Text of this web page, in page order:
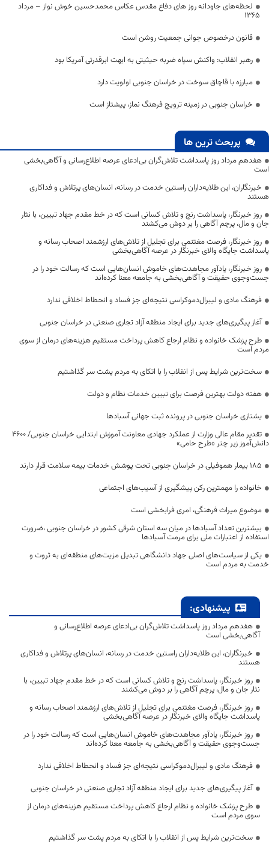
لحظه‌های جاودانه روز های دفاع مقدس عکاس محمدحسین خوش نواز – مرداد
1365
قانون درخصوص جوانی جمعیت روشن است
رهبر انقلاب:‌ واکنش سپاه ضربه حیثیتی به ابهت ابرقدرتی آمریکا بود
مبارزه با قاچاق سوخت در خراسان جنوبی اولویت دارد
خراسان جنوبی در زمینه ترویج فرهنگ نماز، پیشتاز است
پربحث ترین ها
هفدهم مرداد روز پاسداشت تلاش‌گران بی‌ادعای عرصه اطلاع‌رسانی و آگاهی‌بخشی
است
خبرنگاران، این طلایه‌داران راستین خدمت در رسانه، انسان‌های پرتلاش و فداکاری
هستند
روز خبرنگار، پاسداشت رنج و تلاش کسانی است که در خط مقدم جهاد تبیین، با نثار
جان و مال، پرچم آگاهی را بر دوش می‌کشند
روز خبرنگار، فرصت مغتنمی برای تجلیل از تلاش‌های ارزشمند اصحاب رسانه و
پاسداشت جایگاه والای خبرنگار در عرصه آگاهی‌بخشی
روز خبرنگار، یادآور مجاهدت‌های خاموش انسان‌هایی است که رسالت خود را در
جست‌وجوی حقیقت و آگاهی‌بخشی به جامعه معنا کرده‌اند
فرهنگ مادی و لیبرال‌دموکراسی نتیجه‌ای جز فساد و انحطاط اخلاقی ندارد
آغاز پیگیری‌های جدید برای ایجاد منطقه آزاد تجاری صنعتی در خراسان جنوبی
طرح پزشک خانواده و نظام ارجاع کاهش پرداخت مستقیم هزینه‌های درمان از سوی
مردم است
سخت‌ترین شرایط پس از انقلاب را با اتکای به مردم پشت سر گذاشتیم
هفته دولت بهترین فرصت برای تبیین خدمات نظام و دولت
یشتازی خراسان جنوبی در پرونده ثبت جهانی آسبادها
تقدیر مقام عالی وزارت از عملکرد جهادی معاونت آموزش ابتدایی خراسان جنوبی/ ۴۶۰۰
دانش‌آموز زیر چتر «طرح حامی»
۱۸۵ بیمار هموفیلی در خراسان جنوبی تحت پوشش خدمات بیمه سلامت قرار دارند
خانواده را مهمترین رکن پیشگیری از آسیب‌های اجتماعی
موضوع میراث فرهنگی، امری فرابخشی است
بیشترین تعداد آسبادها در میان سه استان شرقی کشور در خراسان جنوبی ،ضرورت
استفاده از اعتبارات ملی برای مرمت آسبادها
یکی از سیاست‌های اصلی جهاد دانشگاهی تبدیل مزیت‌های منطقه‌ای به ثروت و
خدمت به مردم است
پیشنهادی:
هفدهم مرداد روز پاسداشت تلاش‌گران بی‌ادعای عرصه اطلاع‌رسانی و
آگاهی‌بخشی است
خبرنگاران، این طلایه‌داران راستین خدمت در رسانه، انسان‌های پرتلاش و فداکاری
هستند
روز خبرنگار، پاسداشت رنج و تلاش کسانی است که در خط مقدم جهاد تبیین، با
نثار جان و مال، پرچم آگاهی را بر دوش می‌کشند
روز خبرنگار، فرصت مغتنمی برای تجلیل از تلاش‌های ارزشمند اصحاب رسانه و
پاسداشت جایگاه والای خبرنگار در عرصه آگاهی‌بخشی
روز خبرنگار، یادآور مجاهدت‌های خاموش انسان‌هایی است که رسالت خود را در
جست‌وجوی حقیقت و آگاهی‌بخشی به جامعه معنا کرده‌اند
فرهنگ مادی و لیبرال‌دموکراسی نتیجه‌ای جز فساد و انحطاط اخلاقی ندارد
آغاز پیگیری‌های جدید برای ایجاد منطقه آزاد تجاری صنعتی در خراسان جنوبی
طرح پزشک خانواده و نظام ارجاع کاهش پرداخت مستقیم هزینه‌های درمان از
سوی مردم است
سخت‌ترین شرایط پس از انقلاب را با اتکای به مردم پشت سر گذاشتیم